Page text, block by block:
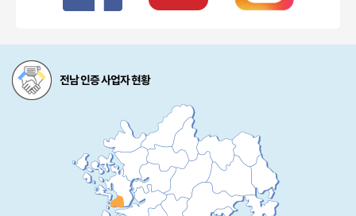
전남 인증 사업자 현황